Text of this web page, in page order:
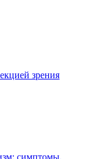
зрения
симптомы,